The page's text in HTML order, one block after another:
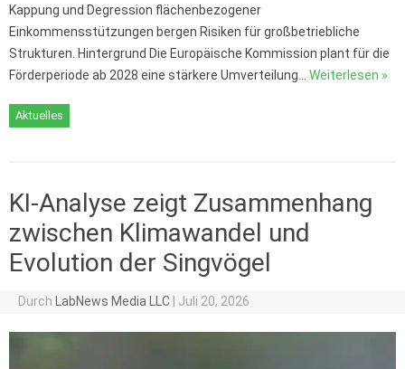
Kappung und Degression flächenbezogener
Einkommensstützungen bergen Risiken für großbetriebliche
Strukturen. Hintergrund Die Europäische Kommission plant für die
Förderperiode ab 2028 eine stärkere Umverteilung… Weiterlesen »
Aktuelles
KI-Analyse zeigt Zusammenhang
zwischen Klimawandel und
Evolution der Singvögel
Durch LabNews Media LLC | Juli 20, 2026